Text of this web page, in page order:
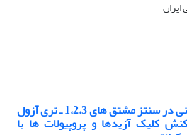
مطالعه محاسباتی ناحیه گزینی در سنتز مشتق های 1،2،3 ـ تری آزول
کلیک آزیدها و پروپیولات ها با